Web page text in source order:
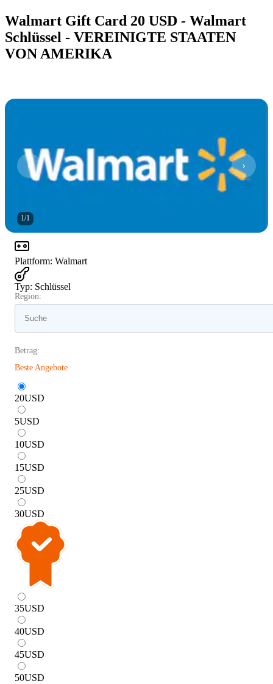
Walmart Gift Card 20 USD - Walmart
Schlüssel - VEREINIGTE STAATEN
VON AMERIKA
1/1
Plattform: Walmart
Typ: Schlüssel
Region:
Betrag:
Beste Angebote
20USD
5USD
10USD
15USD
25USD
30USD
35USD
40USD
45USD
50USD